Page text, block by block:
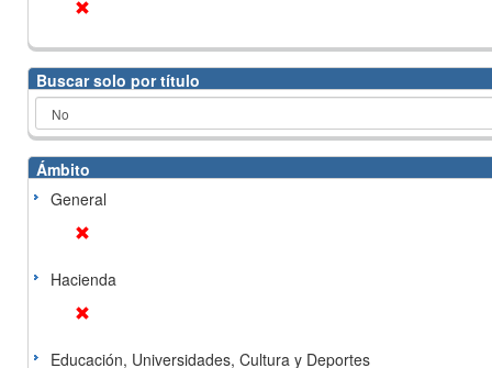
Buscar solo por título
Ámbito
General
Hacienda
Educación, Universidades, Cultura y Deportes